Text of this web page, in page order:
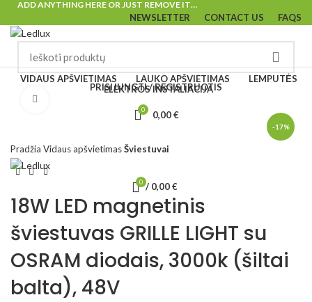
ADD ANYTHING HERE OR JUST REMOVE IT…
NEWSLETTER CONTACT US FAQS
PRISIJUNGTI / REGISTRUOTIS
0 0,00€
0 / 0,00€
VIDAUS APŠVIETIMAS LAUKO APŠVIETIMAS
LEMPUTĖS
ELEKTROS INSTALIACIJA
-17%
Pradžia Vidaus apšvietimasŠviestuvai
18W LED magnetinis
šviestuvas GRILLE LIGHT su
OSRAM diodais, 3000k (šiltai
balta), 48V